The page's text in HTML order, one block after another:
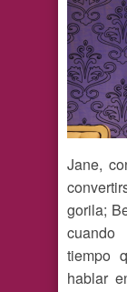
Jane,
gorila;
tiempo
hablar